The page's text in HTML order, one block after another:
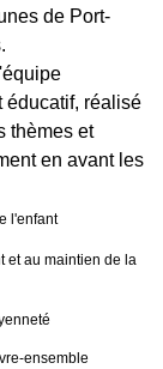
de Port-
éducatif, réalisé
thèmes et
en avant les
l'enfant
et au maintien de la
ensemble